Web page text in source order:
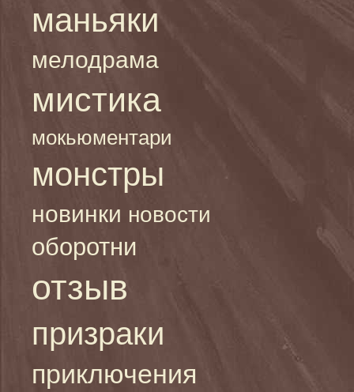
маньяки
мелодрама
мистика
мокьюментари
монстры
новинки новости
оборотни
отзыв
призраки
приключения